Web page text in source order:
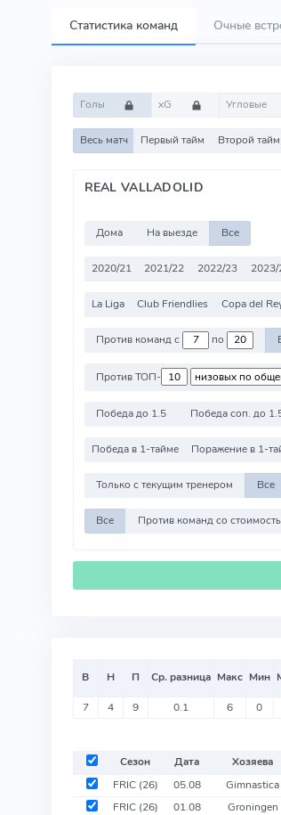
Статистика команд Очные
Голы xG Угловые
Весь матч Первый тайм Второй тайм
REAL VALLADOLID
Дома На выезде Все
2020/21 2021/22 2022/23 2023/
La Liga Club Friendlies Copa del
Против команд с по
Против ТОП-
Победа до 1.5 Победа соп. до
Победа в 1-тайме Поражение в 1-
Только с текущим тренером Все
Все
В Н П Ср. разница Макс Мин
7 4 9 0.1 6 0
Сезон Дата Хозяева
FRIC (26) 05.08 Gimnastica
FRIC (26) 01.08 Groningen